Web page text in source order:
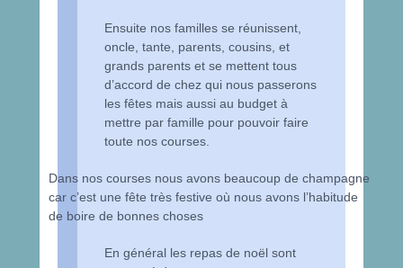
Ensuite nos familles se réunissent,
oncle, tante, parents, cousins, et
grands parents et se mettent tous
d’accord de chez qui nous passerons
les fêtes mais aussi au budget à
mettre par famille pour pouvoir faire
toute nos courses.
Dans nos courses nous avons beaucoup de champagne
car c’est une fête très festive où nous avons l’habitude
de boire de bonnes choses
En général les repas de noël sont